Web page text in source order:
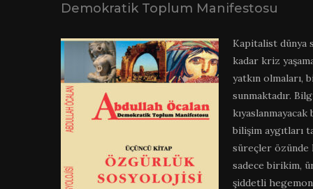
Demokratik Toplum Manifestosu
Kapitalist dünya
kadar kriz
yatkın olmaları,
sunmaktadır.
bilişim aygıtları
süreçler özünde
sadece birikim,
şiddetli